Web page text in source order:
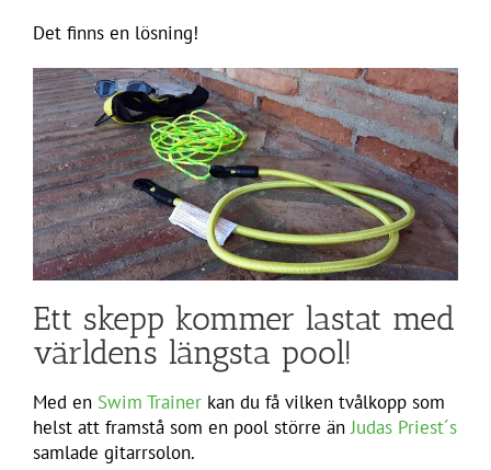
Det finns en lösning!
Ett skepp kommer lastat med
världens längsta pool!
Med en Swim Trainer kan du få vilken tvålkopp som
helst att framstå som en pool större änJudas Priest´s
samlade gitarrsolon.